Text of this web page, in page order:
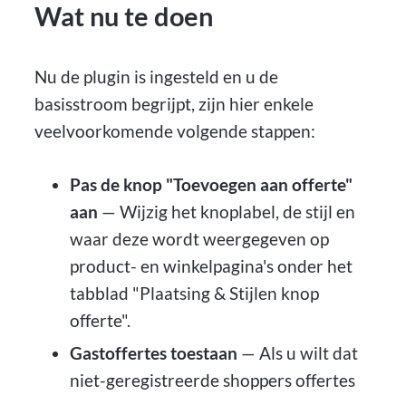
Wat nu te doen
Nu de plugin is ingesteld en u de
basisstroom begrijpt, zijn hier enkele
veelvoorkomende volgende stappen:
Pas de knop "Toevoegen aan offerte"
aan — Wijzig het knoplabel, de stijl en
waar deze wordt weergegeven op
product- en winkelpagina's onder het
tabblad "Plaatsing & Stijlen knop
offerte".
Gastoffertes toestaan — Als u wilt dat
niet-geregistreerde shoppers offertes